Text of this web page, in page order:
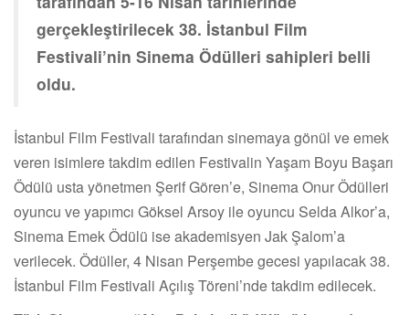
gerçekleştirilecek 38. İstanbul Film
Festivali’nin Sinema Ödülleri sahipleri belli
oldu.
İstanbul Film Festivali tarafından sinemaya gönül ve emek
veren isimlere takdim edilen Festivalin Yaşam Boyu Başarı
Ödülü usta yönetmen Şerif Gören’e, Sinema Onur Ödülleri
oyuncu ve yapımcı Göksel Arsoy ile oyuncu Selda Alkor’a,
Sinema Emek Ödülü ise akademisyen Jak Şalom’a
verilecek. Ödüller, 4 Nisan Perşembe gecesi yapılacak 38.
İstanbul Film Festivali Açılış Töreni’nde takdim edilecek.